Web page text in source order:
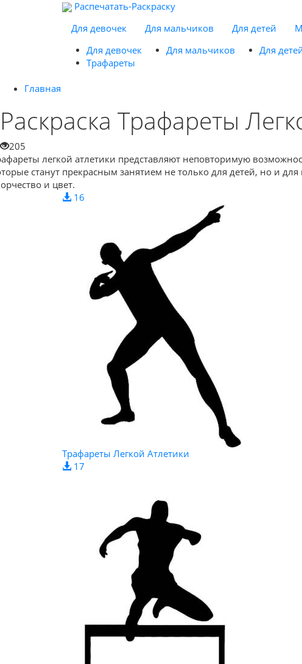
Распечатать-Раскраску
Для девочек
Для мальчиков Для детей
Для девочек
Для мальчиков Для
Трафареты
Главная
Раскраска Трафареты
205
легкой атлетики представляют неповторимую
станут прекрасным занятием не только для детей, но и
и цвет.
16
Трафареты Легкой Атлетики
17